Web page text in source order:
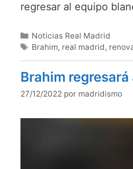
regresar al equipo
Categorías
Noticias Real Madrid
Etiquetas
Brahim, real madrid,
Brahim
27/12/2022 por madridismo